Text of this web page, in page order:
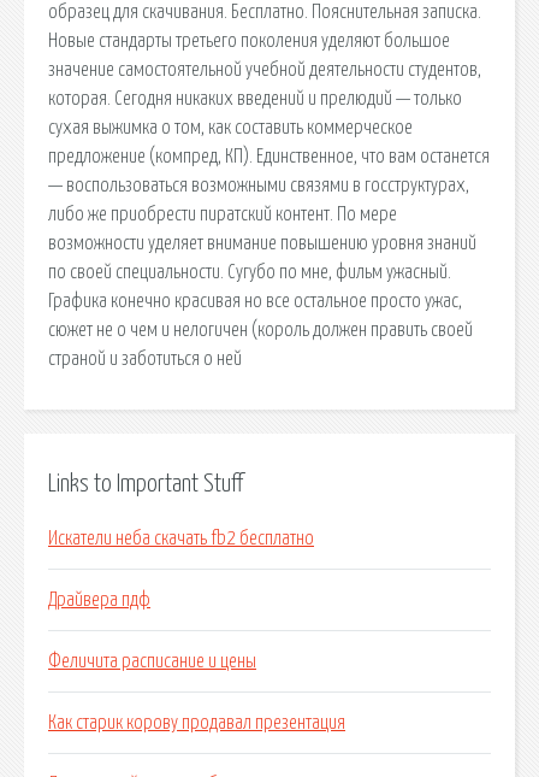
образец для скачивания. Бесплатно. Пояснительная записка.
Новые стандарты третьего поколения уделяют большое
значение самостоятельной учебной деятельности студентов,
которая. Сегодня никаких введений и прелюдий — только
сухая выжимка о том, как составить коммерческое
предложение (компред, КП). Единственное, что вам останется
— воспользоваться возможными связями в госструктурах,
либо же приобрести пиратский контент. По мере
возможности уделяет внимание повышению уровня знаний
по своей специальности. Сугубо по мне, фильм ужасный.
Графика конечно красивая но все остальное просто ужас,
сюжет не о чем и нелогичен (король должен править своей
страной и заботиться о ней
Links to Important Stuff
Искатели неба скачать fb2 бесплатно
Драйвера пдф
Феличита расписание и цены
Как старик корову продавал презентация